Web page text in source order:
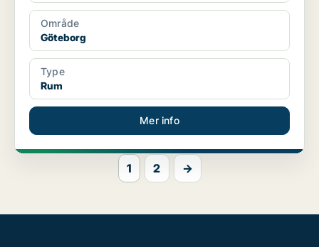
Område
Göteborg
Type
Rum
Mer info
1 2 →